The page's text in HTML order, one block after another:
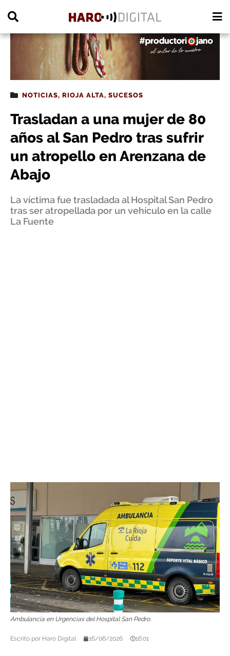
NOTICIAS, RIOJA ALTA, SUCESOS
Trasladan a una mujer de 80
años al San Pedro tras sufrir
un atropello en Arenzana de
Abajo
La víctima fue trasladada al Hospital San Pedro
tras ser atropellada por un vehículo en la calle
La Fuente
Ambulancia en Urgencias del Hospital San Pedro.
Escrito por Haro Digital 16/06/2026 16:01